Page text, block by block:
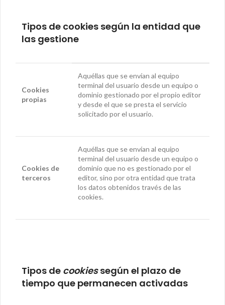
Tipos de cookies según la entidad que
las gestione
Cookies
propias
Aquéllas que se envían al equipo
terminal del usuario desde un equipo o
dominio gestionado por el propio editor
y desde el que se presta el servicio
solicitado por el usuario.
Cookies de
terceros
Aquéllas que se envían al equipo
terminal del usuario desde un equipo o
dominio que no es gestionado por el
editor, sino por otra entidad que trata
los datos obtenidos través de las
cookies.
Tipos de cookiessegún el plazo de
tiempo que permanecen activadas